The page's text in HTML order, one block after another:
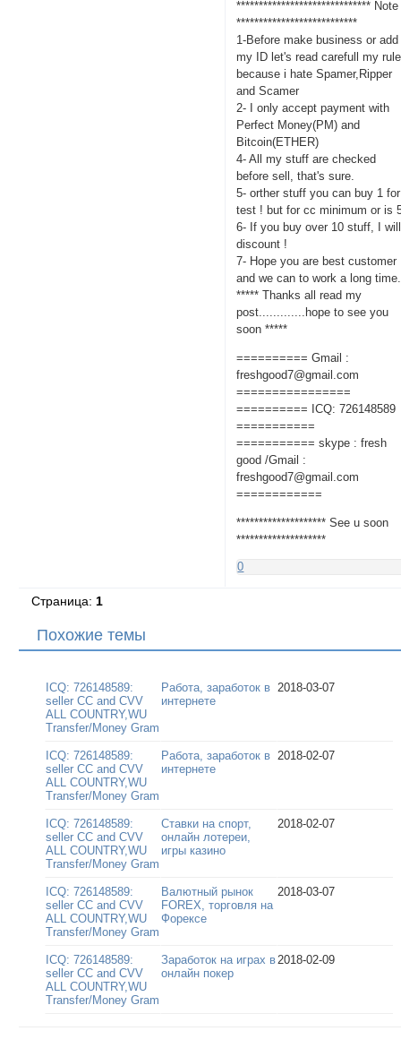
****************************** Note
***************************
1-Before make business or add
my ID let's read carefull my rule
because i hate Spamer,Ripper
and Scamer
2- I only accept payment with
Perfect Money(PM) and
Bitcoin(ETHER)
4- All my stuff are checked
before sell, that's sure.
5- orther stuff you can buy 1 for
test ! but for cc minimum or is
6- If you buy over 10 stuff, I will
discount !
7- Hope you are best customer
and we can to work a long time.
***** Thanks all read my
post.............hope to see you
soon *****
========== Gmail :
freshgood7@gmail.com
================
========== ICQ: 726148589
===========
=========== skype : fresh
good /Gmail :
freshgood7@gmail.com
============
******************** See u soon
********************
0
Страница: 1
Похожие темы
ICQ: 726148589:
seller CC and CVV
ALL COUNTRY,WU
Transfer/Money Gram
Работа, заработок в
интернете
2018-03-07
ICQ: 726148589:
seller CC and CVV
ALL COUNTRY,WU
Transfer/Money Gram
Работа, заработок в
интернете
2018-02-07
ICQ: 726148589:
seller CC and CVV
ALL COUNTRY,WU
Transfer/Money Gram
Ставки на спорт,
онлайн лотереи,
игры казино
2018-02-07
ICQ: 726148589:
seller CC and CVV
ALL COUNTRY,WU
Transfer/Money Gram
Валютный рынок
FOREX, торговля на
Форексе
2018-03-07
ICQ: 726148589:
seller CC and CVV
ALL COUNTRY,WU
Transfer/Money Gram
Заработок на играх в
онлайн покер
2018-02-09